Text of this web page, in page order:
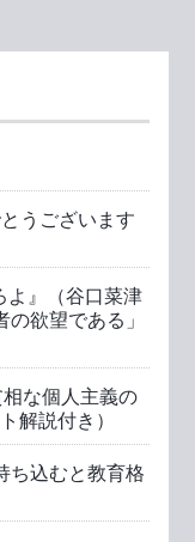
うございます
よ』（谷口菜津
欲望である」
な個人主義の
解説付き）
ち込むと教育格